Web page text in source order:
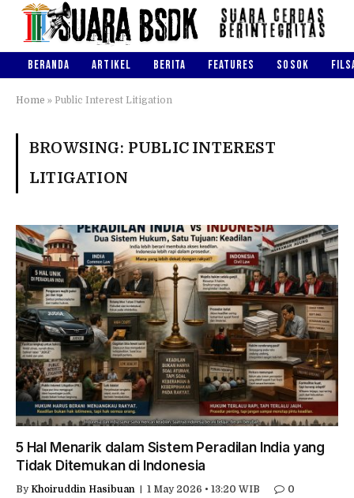
BERANDA ARTIKEL BERITA FEATURES SOSOK
Home » Public Interest Litigation
BROWSING: PUBLIC INTEREST
LITIGATION
5 Hal Menarik dalam Sistem Peradilan India yang
Tidak Ditemukan di Indonesia
By Khoiruddin Hasibuan 1 May 2026 • 13:20 WIB 0